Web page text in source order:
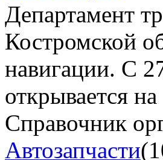
Департамент
Костромской
навигации. С
открывается на
Справочник
Автозапчасти